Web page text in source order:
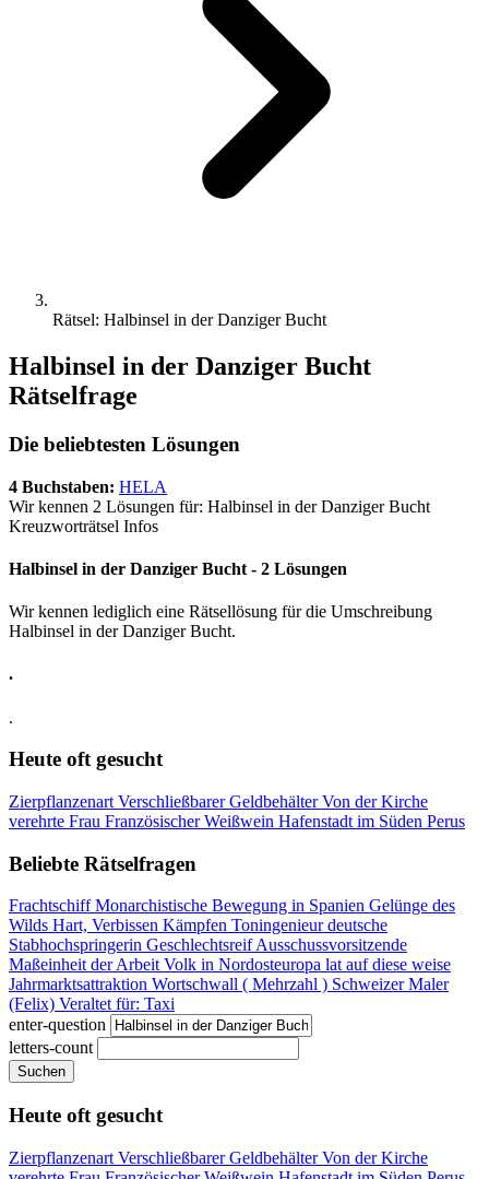
Rätsel: Halbinsel in der Danziger Bucht
Halbinsel in der Danziger Bucht
Rätselfrage
Die beliebtesten Lösungen
4 Buchstaben: HELA
Wir kennen 2 Lösungen für: Halbinsel in der Danziger Bucht
Kreuzworträtsel Infos
Halbinsel in der Danziger Bucht - 2 Lösungen
Wir kennen lediglich eine Rätsellösung für die Umschreibung
Halbinsel in der Danziger Bucht.
.
.
Heute oft gesucht
Zierpflanzenart Verschließbarer GeldbehälterVon der Kirche
verehrte Frau Französischer Weißwein Hafenstadt im Süden Perus
Beliebte Rätselfragen
FrachtschiffMonarchistische Bewegung in Spanien Gelünge des
Wilds Hart, Verbissen Kämpfen Toningenieurdeutsche
Stabhochspringerin GeschlechtsreifAusschussvorsitzende
Maßeinheit der ArbeitVolk in Nordosteuropa lat auf diese weise
Jahrmarktsattraktion Wortschwall ( Mehrzahl ) Schweizer Maler
(Felix) Veraltet für: Taxi
enter-question
letters-count
Suchen
Heute oft gesucht
Zierpflanzenart Verschließbarer GeldbehälterVon der Kirche